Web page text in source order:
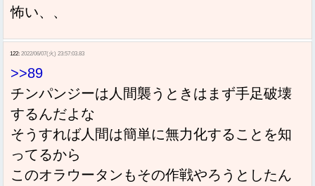
怖い、、
122: 2022/06/07(火) 23:57:03.83
>>89
チンパンジーは人間襲うときはまず手足破壊
するんだよな
そうすれば人間は簡単に無力化することを知
ってるから
このオラウータンもその作戦やろうとしたん